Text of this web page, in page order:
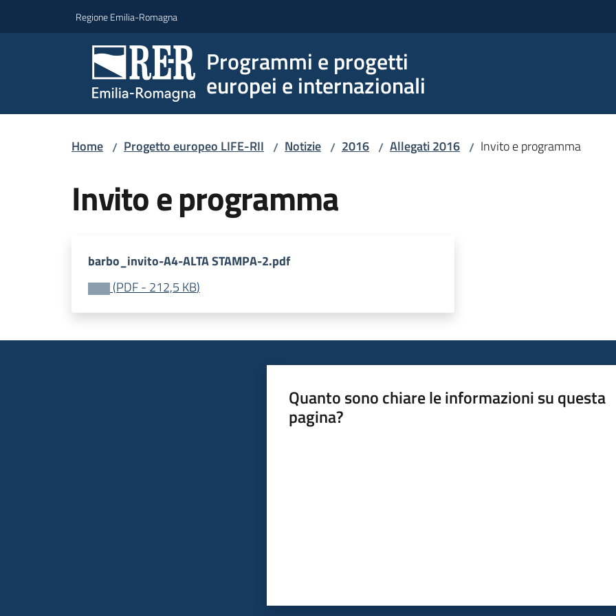
Regione Emilia-Romagna
Programmi e progetti
europei e internazionali
Home / Progetto europeo LIFE-RII / Notizie / 2016 / Allegati 2016 / Invito e programma
Invito e programma
barbo_invito-A4-ALTA STAMPA-2.pdf
(PDF- 212,5 KB)
Quanto sono chiare le informazioni su questa
pagina?